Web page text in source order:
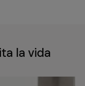
la vida